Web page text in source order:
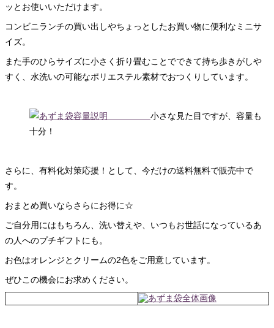
ッとお使いいただけます。
コンビニランチの買い出しやちょっとしたお買い物に便利なミニサ
イズ。
また手のひらサイズに小さく折り畳むことでできて持ち歩きがしや
すく、水洗いの可能なポリエステル素材でおつくりしています。
小さな見た目ですが、容量も
十分！
さらに、有料化対策応援！として、今だけの送料無料で販売中で
す。
おまとめ買いならさらにお得に☆
ご自分用にはもちろん、洗い替えや、いつもお世話になっているあ
の人へのプチギフトにも。
お色はオレンジとクリームの2色をご用意しています。
ぜひこの機会にお求めください。